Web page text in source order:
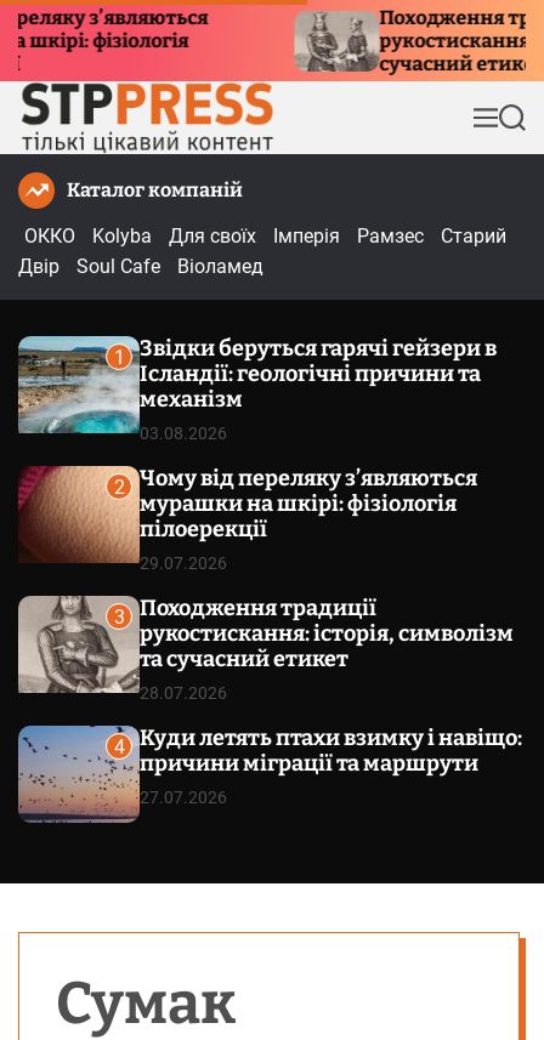
з’являються
фізіологія
Походження традиції
рукостискання:
сучасний етикет
М
е
П
о
к
Каталог компаній
ОККО
Kolyba Для своїх Імперія Рамзес
Старий
Двір
Soul Cafe Віоламед
1
Звідки беруться гарячі гейзери в
Ісландії: геологічні причини та
механізм
03.08.2026
2
Чому від переляку з’являються
мурашки на шкірі: фізіологія
пілоерекції
29.07.2026
3
Походження традиції
рукостискання: історія, символізм
та сучасний етикет
28.07.2026
4
Куди летять птахи взимку і навіщо:
причини міграції та маршрути
27.07.2026
Сумак